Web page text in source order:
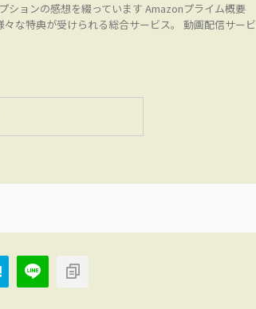
ションの感想を綴っています Amazonプライム概要
な特典が受けられる総合サービス。 動画配信サービ